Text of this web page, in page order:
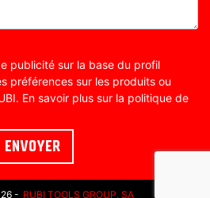
publicité sur la base du profil
préférences sur les produits ou
En savoir plus sur la politique de
- RUBI TOOLS GROUP, SA